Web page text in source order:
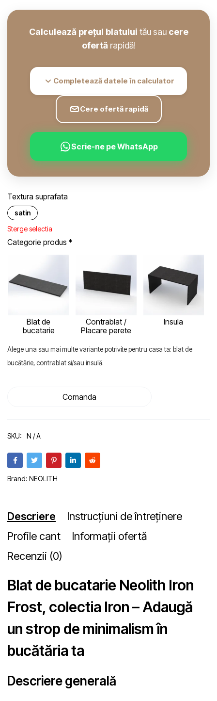
Calculează prețul blatului tău sau cere
ofertă rapidă!
Completează datele în calculator
Cere ofertă rapidă
Scrie-ne pe WhatsApp
Textura suprafata
satin
Sterge selectia
Categorie produs *
Blat de
bucatarie
Contrablat /
Placare perete
Insula
Alege una sau mai multe variante potrivite pentru casa ta: blat de
bucătărie, contrablat si/sau insulă.
Comanda
SKU: N / A
Brand: NEOLITH
Descriere
Instrucțiuni de întreținere
Profile cant
Informații ofertă
Recenzii (0)
Blat de bucatarie Neolith Iron
Frost, colectia Iron – Adaugă
un strop de minimalism în
bucătăria ta
Descriere generală